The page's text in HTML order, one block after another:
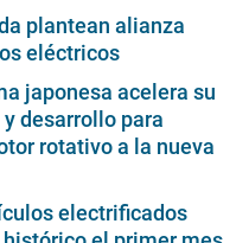
plantean alianza
eléctricos
japonesa acelera su
desarrollo para
rotativo a la nueva
electrificados